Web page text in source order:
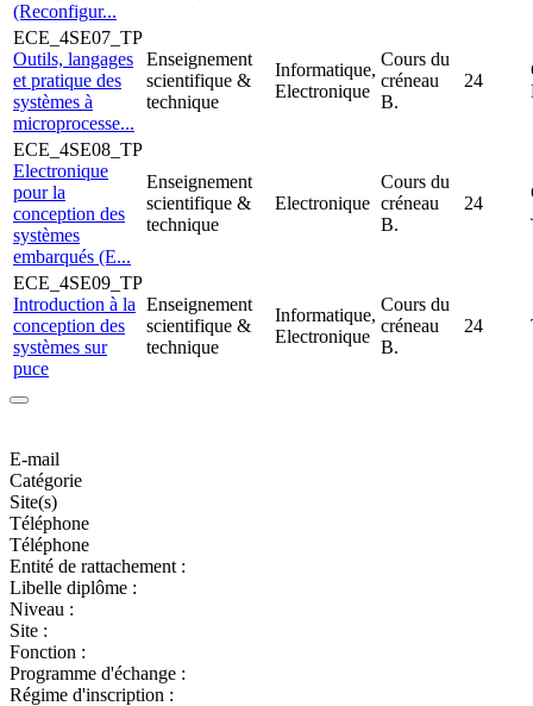
(Reconfigur...
ECE_4SE07_TP
Outils, langages
et pratique des
systèmes à
microprocesse...
Enseignement
scientifique &
technique
Informatique,
Electronique
Cours du
créneau
B.
24
ECE_4SE08_TP
Electronique
pour la
conception des
systèmes
embarqués (E...
Enseignement
scientifique &
technique
Electronique
Cours du
créneau
B.
24
ECE_4SE09_TP
Introduction à la
conception des
systèmes sur
puce
Enseignement
scientifique &
technique
Informatique,
Electronique
Cours du
créneau
B.
24
E-mail
Catégorie
Site(s)
Téléphone
Téléphone
Entité de rattachement :
Libelle diplôme :
Niveau :
Site :
Fonction :
Programme d'échange :
Régime d'inscription :